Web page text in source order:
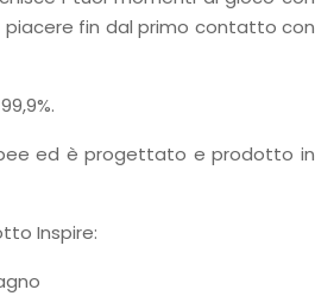
fin dal primo contatto con
ed è progettato e prodotto in
Inspire: